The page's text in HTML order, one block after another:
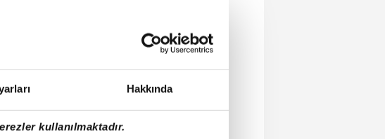
Hakkında
kullanılmaktadır.